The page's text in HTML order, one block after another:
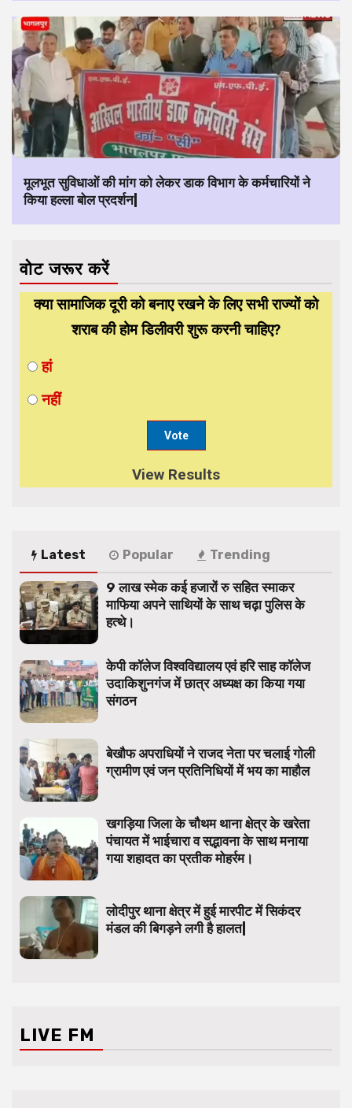
मूलभूत सुविधाओं की मांग को लेकर डाक विभाग के कर्मचारियों ने
किया हल्ला बोल प्रदर्शन|
वोट जरूर करें
क्या सामाजिक दूरी को बनाए रखने के लिए सभी राज्यों को
शराब की होम डिलीवरी शुरू करनी चाहिए?
हां
नहीं
View Results
Latest Popular Trending
9 लाख स्मेक कई हजारों रु सहित स्माकर
माफिया अपने साथियों के साथ चढ़ा पुलिस के
हत्थे।
केपी कॉलेज विश्वविद्यालय एवं हरि साह कॉलेज
उदाकिशुनगंज में छात्र अध्यक्ष का किया गया
संगठन
बेखौफ अपराधियों ने राजद नेता पर चलाई गोली
ग्रामीण एवं जन प्रतिनिधियों में भय का माहौल
खगड़िया जिला के चौथम थाना क्षेत्र के खरेता
पंचायत में भाईचारा व सद्भावना के साथ मनाया
गया शहादत का प्रतीक मोहर्रम।
लोदीपुर थाना क्षेत्र में हुई मारपीट में सिकंदर
मंडल की बिगड़ने लगी है हालत|
LIVE FM